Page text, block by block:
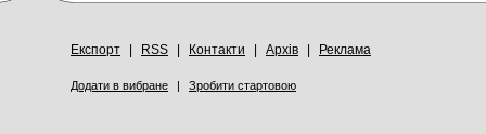
Експорт RSS Контакти Архів Реклама
Додати в вибране | Зробити стартовою